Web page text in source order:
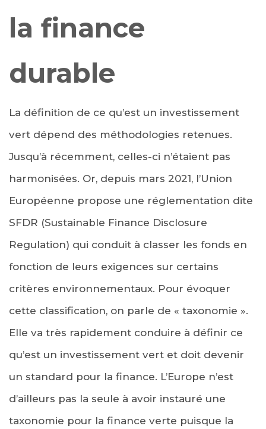
la finance
durable
La définition de ce qu’est un investissement
vert dépend des méthodologies retenues.
Jusqu’à récemment, celles-ci n’étaient pas
harmonisées. Or, depuis mars 2021, l’Union
Européenne propose une réglementation dite
SFDR (Sustainable Finance Disclosure
Regulation) qui conduit à classer les fonds en
fonction de leurs exigences sur certains
critères environnementaux. Pour évoquer
cette classification, on parle de « taxonomie ».
Elle va très rapidement conduire à définir ce
qu’est un investissement vert et doit devenir
un standard pour la finance. L’Europe n’est
d’ailleurs pas la seule à avoir instauré une
taxonomie pour la finance verte puisque la